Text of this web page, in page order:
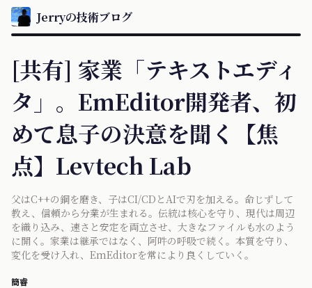
Jerryの技術ブログ
[共有] 家業「テキストエディ
タ」。EmEditor開発者、初
めて息子の決意を聞く【焦
点】Levtech Lab
父はC++の鋼を磨き、子はCI/CDとAIで刃を加える。命じずして
教え、信頼から分業が生まれる。伝統は核心を守り、現代は周辺
を織り込み、速さと安定を両立させ、大きなファイルも水のよう
に開く。家業は継承ではなく、阿吽の呼吸で続く。本質を守り、
変化を受け入れ、EmEditorを常により良くしていく。
簡睿